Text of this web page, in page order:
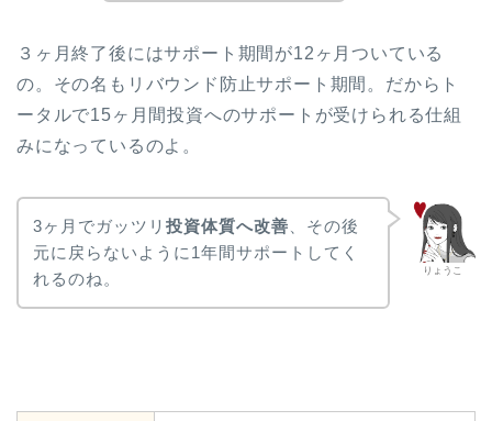
３ヶ月終了後にはサポート期間が12ヶ月ついている
の。その名もリバウンド防止サポート期間。だからト
ータルで15ヶ月間投資へのサポートが受けられる仕組
みになっているのよ。
りょうこ
3ヶ月でガッツリ 投資体質へ改善 、その後
元に戻らないように1年間サポートしてく
れるのね。